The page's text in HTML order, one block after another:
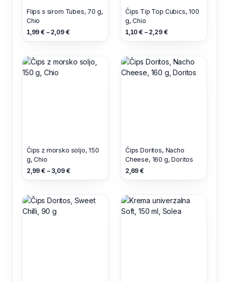
Flips s sirom Tubes, 70 g,
Chio
1,99 € – 2,09 €
Čips Tip Top Cubics, 100
g, Chio
1,10 € – 2,29 €
Čips z morsko soljo, 150
g, Chio
2,99 € – 3,09 €
Čips Doritos, Nacho
Cheese, 160 g, Doritos
2,69 €